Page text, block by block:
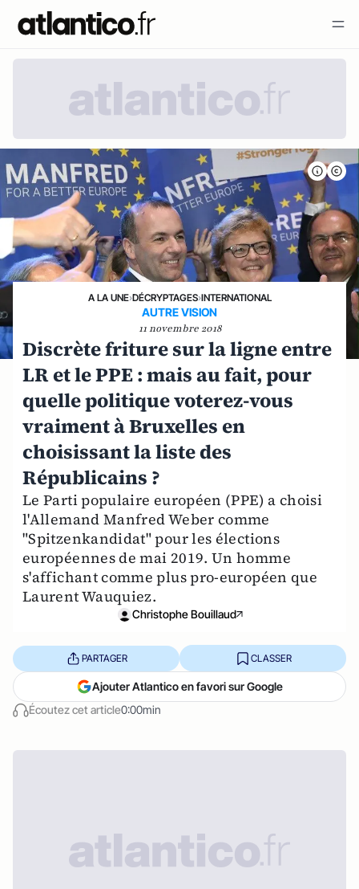
A LA UNE›DÉCRYPTAGES›INTERNATIONAL
AUTRE VISION
11 novembre 2018
Discrète friture sur la ligne entre
LR et le PPE : mais au fait, pour
quelle politique voterez-vous
vraiment à Bruxelles en
choisissant la liste des
Républicains ?
Le Parti populaire européen (PPE) a choisi
l'Allemand Manfred Weber comme
"Spitzenkandidat" pour les élections
européennes de mai 2019. Un homme
s'affichant comme plus pro-européen que
Laurent Wauquiez.
Christophe Bouillaud
Écoutez cet article0:00min
PARTAGER CLASSER
Ajouter Atlantico en favori sur Google